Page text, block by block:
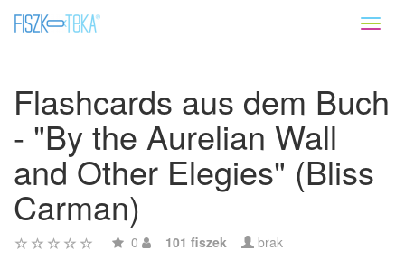
Flashcards aus dem Buch
- "By the Aurelian Wall
and Other Elegies" (Bliss
Carman)
0 101 fiszek brak